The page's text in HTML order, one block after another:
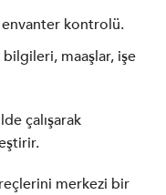
kontrolü.
bilgileri, maaşlar, işe
çalışarak
merkezi bir